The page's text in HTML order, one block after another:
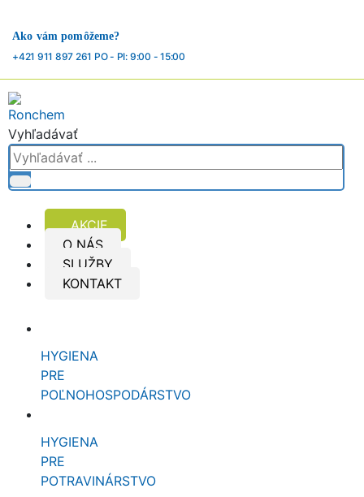
Ako vám pomôžeme?
+421 911 897 261 PO - PI: 9:00 - 15:00
Vyhľadávať
AKCIE
O NÁS
SLUŽBY
KONTAKT
HYGIENA
PRE
POĽNOHOSPODÁRSTVO
HYGIENA
PRE
POTRAVINÁRSTVO